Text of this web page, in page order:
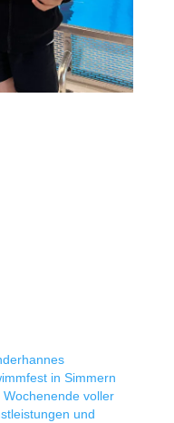
in Simmern
Wochenende voller
und